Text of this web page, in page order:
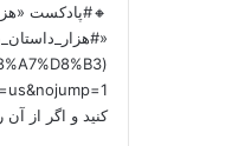
🔸#پادکست
کنید و اگر از